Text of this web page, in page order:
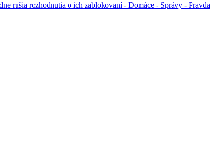
rušia rozhodnutia o ich zablokovaní - Domáce - Správy - Pravda